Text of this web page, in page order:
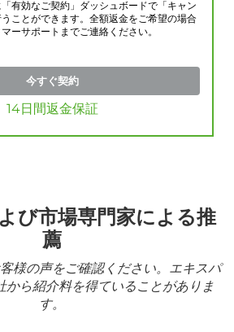
有効なご契約」ダッシュボードで「キャン
ことができます。全額返金をご希望の場合
ーサポートまでご連絡ください。
今すぐ契約
14日間返金保証
び市場専門家による推
薦
様の声をご確認ください。エキスパ
から紹介料を得ていることがありま
す。